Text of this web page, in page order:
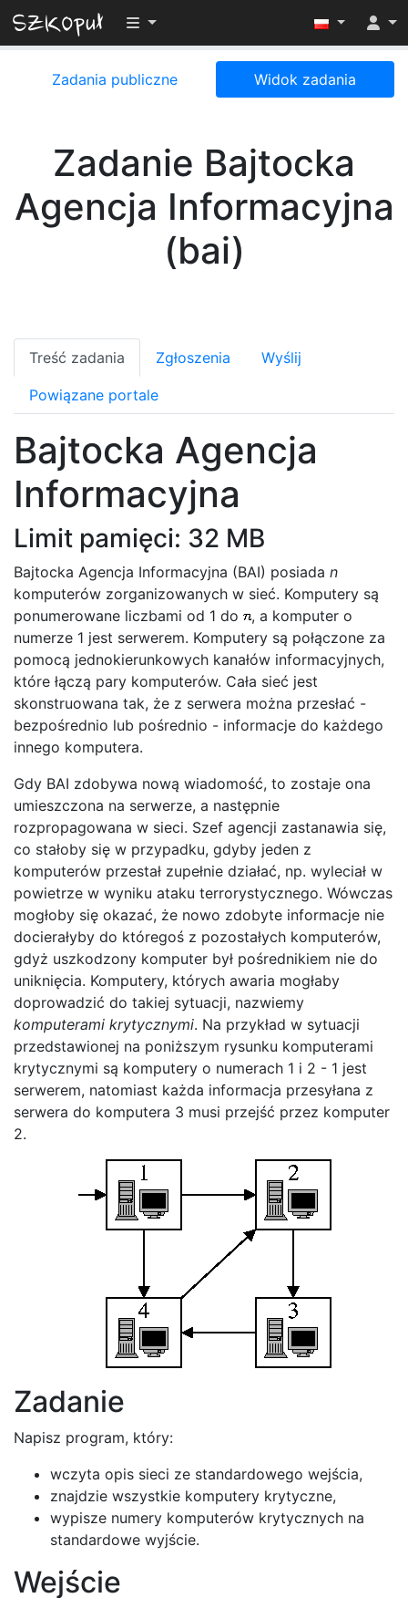
Przełącz widoczność menu
Zadania publiczne Widok zadania
Zadanie Bajtocka
Agencja Informacyjna
(bai)
Treść zadania Zgłoszenia Wyślij
Powiązane portale
Bajtocka Agencja
Informacyjna
Limit pamięci: 32 MB
Bajtocka Agencja Informacyjna (BAI) posiada n
komputerów zorganizowanych w sieć. Komputery są
ponumerowane liczbami od 1 do
, a komputer o
numerze 1 jest serwerem. Komputery są połączone za
pomocą jednokierunkowych kanałów informacyjnych,
które łączą pary komputerów. Cała sieć jest
skonstruowana tak, że z serwera można przesłać -
bezpośrednio lub pośrednio - informacje do każdego
innego komputera.
Gdy BAI zdobywa nową wiadomość, to zostaje ona
umieszczona na serwerze, a następnie
rozpropagowana w sieci. Szef agencji zastanawia się,
co stałoby się w przypadku, gdyby jeden z
komputerów przestał zupełnie działać, np. wyleciał w
powietrze w wyniku ataku terrorystycznego. Wówczas
mogłoby się okazać, że nowo zdobyte informacje nie
docierałyby do któregoś z pozostałych komputerów,
gdyż uszkodzony komputer był pośrednikiem nie do
uniknięcia. Komputery, których awaria mogłaby
doprowadzić do takiej sytuacji, nazwiemy
komputerami krytycznymi. Na przykład w sytuacji
przedstawionej na poniższym rysunku komputerami
krytycznymi są komputery o numerach 1 i 2 - 1 jest
serwerem, natomiast każda informacja przesyłana z
serwera do komputera 3 musi przejść przez komputer
2.
Zadanie
Napisz program, który:
wczyta opis sieci ze standardowego wejścia,
znajdzie wszystkie komputery krytyczne,
wypisze numery komputerów krytycznych na
standardowe wyjście.
Wejście